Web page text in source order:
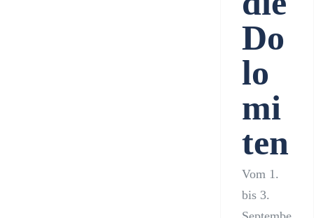
Do
lo
mi
ten
Vom 1.
bis 3.